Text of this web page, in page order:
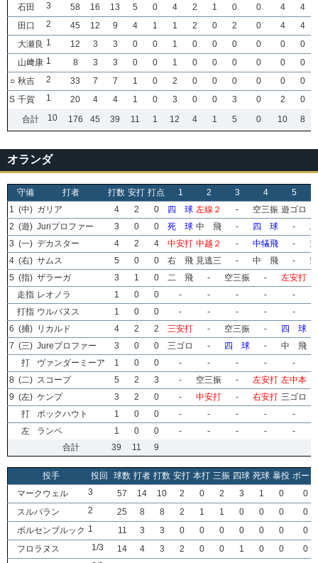
石田
3 58 16 13 5 0 4 2 1 0 0 4
4
田口
2 45 12 9 4 1 1 2 0 2 0 4
4
大瀬良 1 12 3 3 0 0 1 0 0 0 0 0
0
山﨑康 1 8 3 3 0 0 1 0 0 0 0 0
0
○ 秋吉 2 33 7 7 1 0 2 0 0 0 0 0
0
S 千賀 1 20 4 4 1 0 3 0 0 3 0 2
0
合計
10 176 45 39 11 1 12 4 1 5 0 10 8
オランダ
守備 打者 打数 安打 打点 1 2 3 4
5
1 (中) ガリア 4 2 0 四 球 左線２ - 空三振 遊ゴロ
2 (遊) Juriプロファー 3 0 0 死 球 中 飛 - 四 球 -
3 (一) デカスター 4 2 4 中安打 中越２ - 中犠飛 -
4 (右) サムス 5 0 0 右 飛 見逃三 - 中 飛 -
5 (指) ザラーガ 3 1 0 二 飛 - 空三振 -
左安打
走指 レオノラ 1 0 0 - - - -
-
打指 ウルバヌス 1 0 0 - - - -
-
6 (捕) リカルド 4 2 2 三安打 - 空三振 -
四 球
7 (三) Jureプロファー 3 0 0 三ゴロ - 四 球 -
中 飛
打
ヴァンダーミーア 1 0 0 - - - -
-
8 (二) スコープ 5 2 3 - 空三振 - 左安打 左中本
9 (左) ケンプ 3 2 0 - 中安打 - 右安打 三ゴロ
打
ボックハウト 1 0 0 - - - -
-
左
ランペ 1 0 0 - - - -
-
合計
39 11 9
投手 投回 球数 打者 打数 安打 本打 三振 四球 死球 暴投 ボーク
マークウェル
3 57 14 10 2 0 2 3 1 0
0
スルバラン
2 25 8 8 2 1 1 0 0 0
0
ボルセンブルック 1 11 3 3 0 0 0 0 0 0
0
フロラヌス
1/3 14 4 3 2 0 0 1 0 0
0